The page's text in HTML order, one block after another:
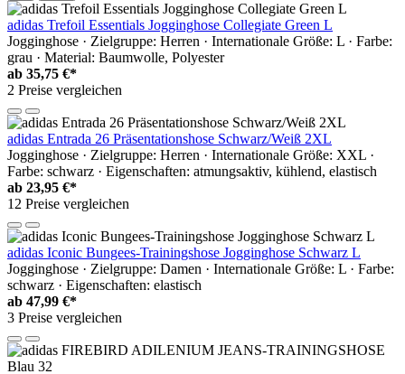
adidas Trefoil Essentials Jogginghose Collegiate Green L
Jogginghose · Zielgruppe: Herren · Internationale Größe: L · Farbe:
grau · Material: Baumwolle, Polyester
ab 35,75 €*
2 Preise vergleichen
adidas Entrada 26 Präsentationshose Schwarz/Weiß 2XL
Jogginghose · Zielgruppe: Herren · Internationale Größe: XXL ·
Farbe: schwarz · Eigenschaften: atmungsaktiv, kühlend, elastisch
ab 23,95 €*
12 Preise vergleichen
adidas Iconic Bungees-Trainingshose Jogginghose Schwarz L
Jogginghose · Zielgruppe: Damen · Internationale Größe: L · Farbe:
schwarz · Eigenschaften: elastisch
ab 47,99 €*
3 Preise vergleichen